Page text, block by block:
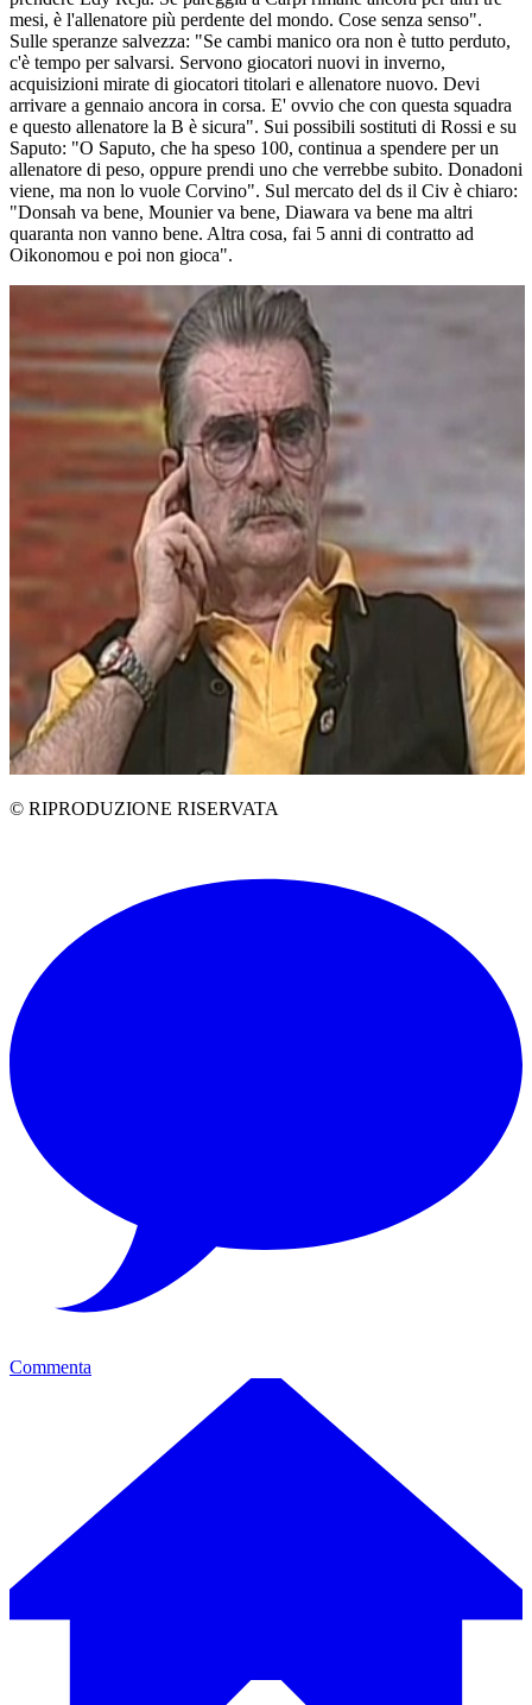
mesi, è l'allenatore più perdente del mondo. Cose senza senso".
Sulle speranze salvezza: "Se cambi manico ora non è tutto perduto,
c'è tempo per salvarsi. Servono giocatori nuovi in inverno,
acquisizioni mirate di giocatori titolari e allenatore nuovo. Devi
arrivare a gennaio ancora in corsa. E' ovvio che con questa squadra
e questo allenatore la B è sicura". Sui possibili sostituti di Rossi e su
Saputo: "O Saputo, che ha speso 100, continua a spendere per un
allenatore di peso, oppure prendi uno che verrebbe subito. Donadoni
viene, ma non lo vuole Corvino". Sul mercato del ds il Civ è chiaro:
"Donsah va bene, Mounier va bene, Diawara va bene ma altri
quaranta non vanno bene. Altra cosa, fai 5 anni di contratto ad
Oikonomou e poi non gioca".
© RIPRODUZIONE RISERVATA
Commenta